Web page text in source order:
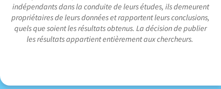
indépendants dans la conduite de leurs études, ils demeurent
propriétaires de leurs données et rapportent leurs conclusions,
quels que soient les résultats obtenus. La décision de publier
les résultats appartient entièrement aux chercheurs.